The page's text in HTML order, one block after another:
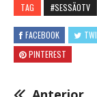
TAG #SESSÃOTV
FACEBOOK
PINTEREST